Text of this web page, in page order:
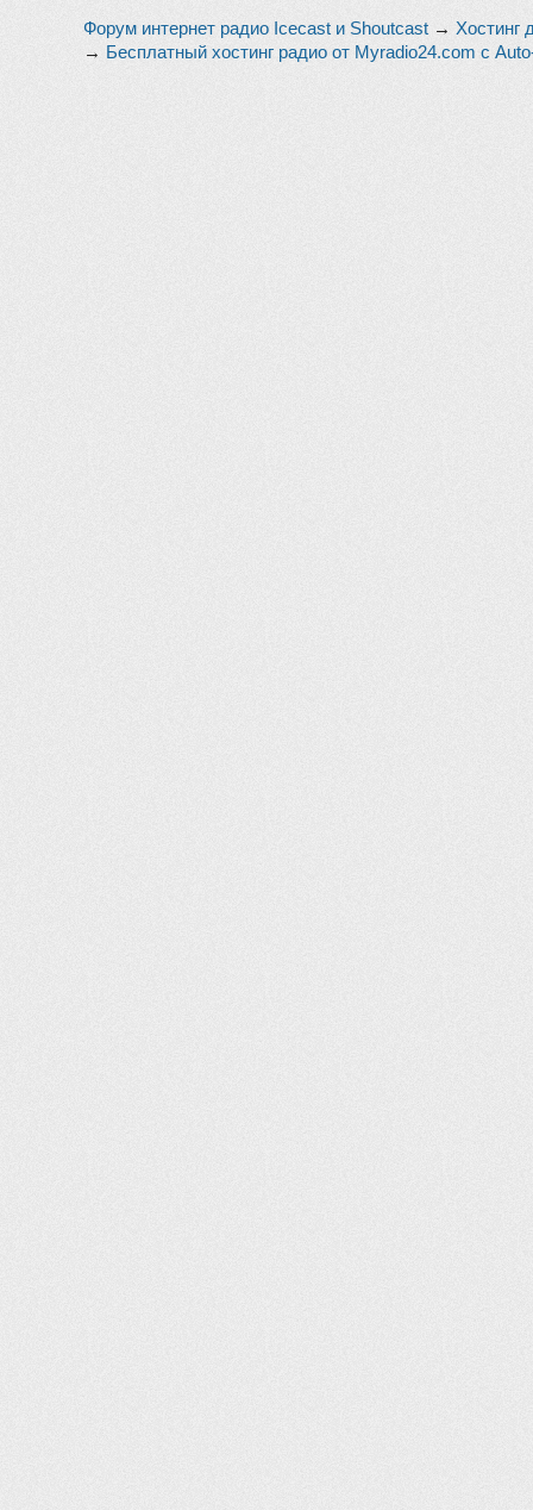
Форум интернет радио Icecast и Shoutcast → Хостинг
→ Бесплатный хостинг радио от Myradio24.com с